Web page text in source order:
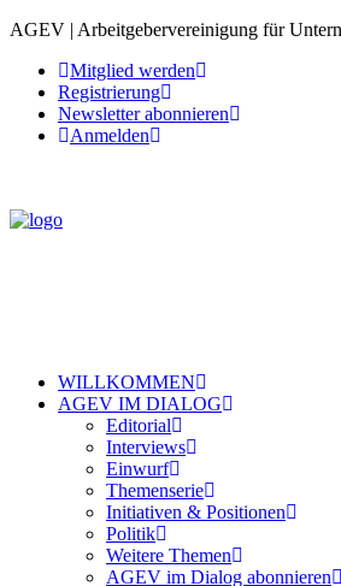
AGEV | Arbeitgebervereinigung für
Mitglied werden
Registrierung
Newsletter abonnieren
Anmelden
WILLKOMMEN
AGEV IM DIALOG
Editorial
Interviews
Einwurf
Themenserie
Initiativen & Positionen
Politik
Weitere Themen
AGEV im Dialog abonnieren